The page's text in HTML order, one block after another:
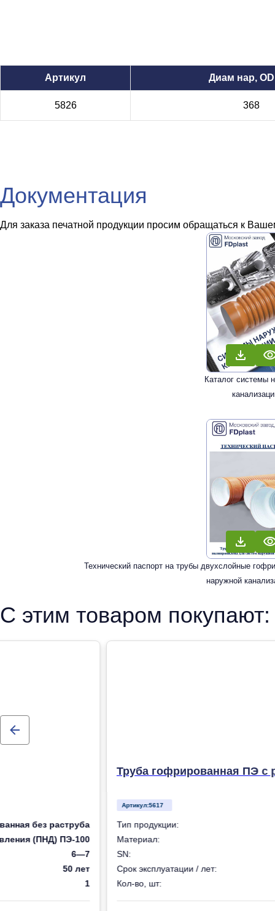
Артикул Диам нар,
5826 368
Документация
Для заказа печатной продукции просим обращаться к
Каталог системы
Технический паспорт на трубы двухслойные
наружной
С этим товаром покупают:
без раструба
(ПНД) ПЭ-100
6—7
50 лет
1
Труба гофрированная ПЭ с
Артикул:5617
Тип продукции:
Материал:
SN:
Срок эксплуатации / лет:
Кол-во, шт: